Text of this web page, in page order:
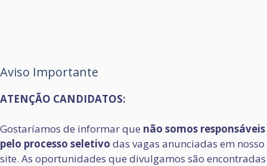
Aviso Importante
ATENÇÃO CANDIDATOS:
Gostaríamos de informar que não somos responsáveis
pelo processo seletivo das vagas anunciadas em nosso
site. As oportunidades que divulgamos são encontradas